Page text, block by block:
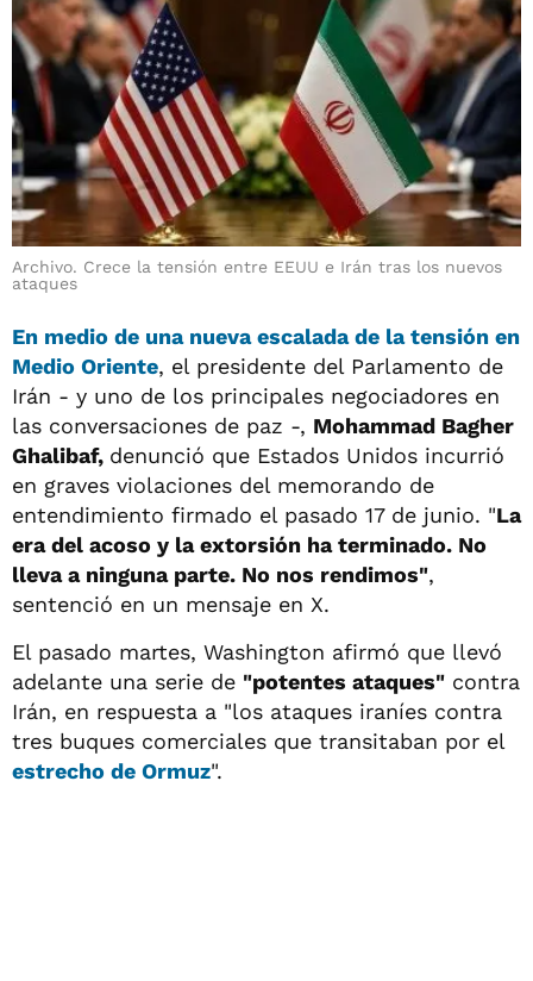
Archivo. Crece la tensión entre EEUU e Irán tras los nuevos
ataques
En medio de una nueva escalada de la tensión en
Medio Oriente, el presidente del Parlamento de
Irán - y uno de los principales negociadores en
las conversaciones de paz -, Mohammad Bagher
Ghalibaf, denunció que Estados Unidos incurrió
en graves violaciones del memorando de
entendimiento firmado el pasado 17 de junio. "La
era del acoso y la extorsión ha terminado. No
lleva a ninguna parte. No nos rendimos",
sentenció en un mensaje en X.
El pasado martes, Washington afirmó que llevó
adelante una serie de "potentes ataques" contra
Irán, en respuesta a "los ataques iraníes contra
tres buques comerciales que transitaban por el
estrecho de Ormuz".